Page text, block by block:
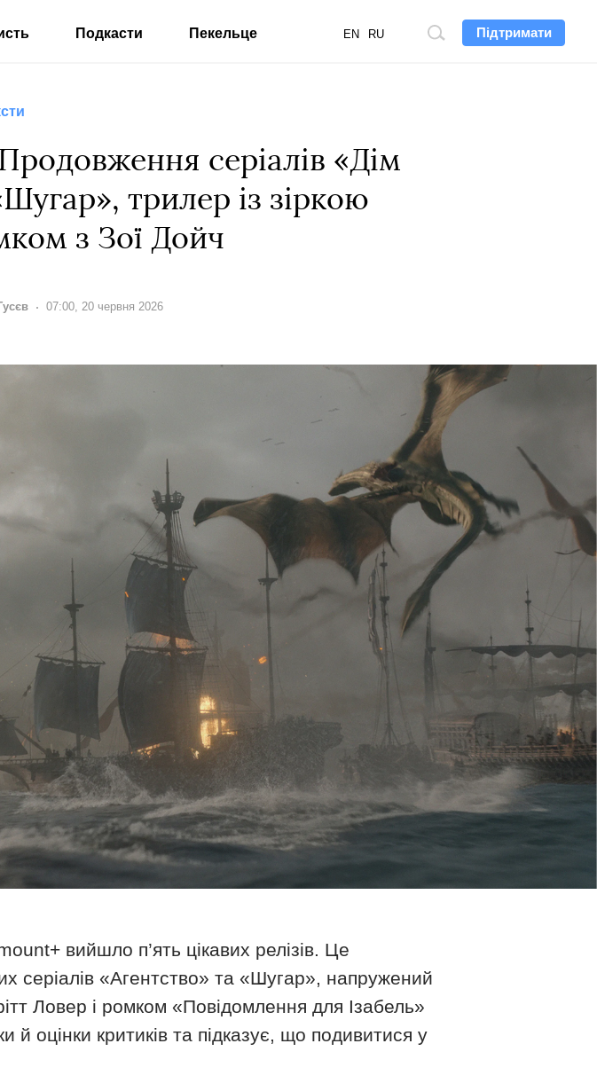
Підтримати
Пошук
EN RU
Подкасти Пекельце
серіалів «Дім
трилер із зіркою
з Зої Дойч
Дата:
07:00, 20 червня 2026
вийшло п’ять цікавих релізів. Це
серіалів «Агентство» та «Шугар», напружений
Ловер і ромком «Повідомлення для Ізабель»
й оцінки критиків та підказує, що подивитися у